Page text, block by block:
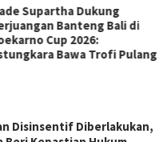
Bali Juara Kejurnas
19 2026, Regenerasi Atlet
Mulai Berbuah Prestasi
Disinsentif Diberlakukan,